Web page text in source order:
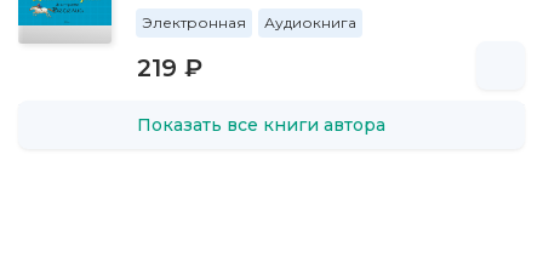
Электронная Аудиокнига
219 ₽
Показать все книги автора